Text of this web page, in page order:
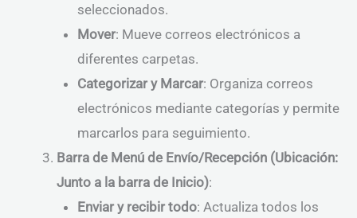
seleccionados.
Mover: Mueve correos electrónicos a
diferentes carpetas.
Categorizar y Marcar: Organiza correos
electrónicos mediante categorías y permite
marcarlos para seguimiento.
Barra de Menú de Envío/Recepción (Ubicación:
Junto a la barra de Inicio):
Enviar y recibir todo: Actualiza todos los